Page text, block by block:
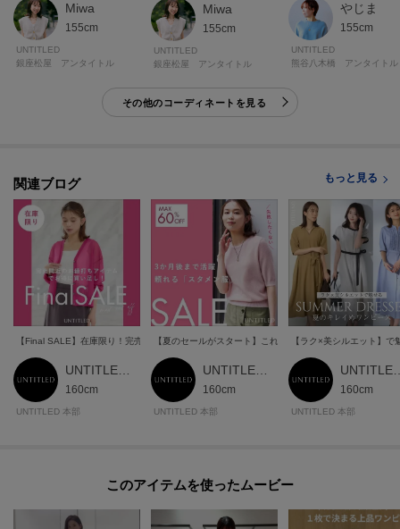
Miwa
155cm
UNTITLED
銀座松屋 アンタイトル
Miwa
155cm
UNTITLED
銀座松屋 アンタイトル
やじま
155cm
UNTITLED
熊谷八木橋 アンタイトル
その他のコーディネートを見る
関連ブログ もっと見る
【Final SALE】在庫限り！完売間近のお値打ちアイテム
160cm
UNTITLED 本部
【夏のセールがスタート】これを見れば狙い目アイテムが丸
160cm
UNTITLED 本部
【ラク×美シルエット】
160cm
UNTITLED 本部
このアイテムを使ったムービー